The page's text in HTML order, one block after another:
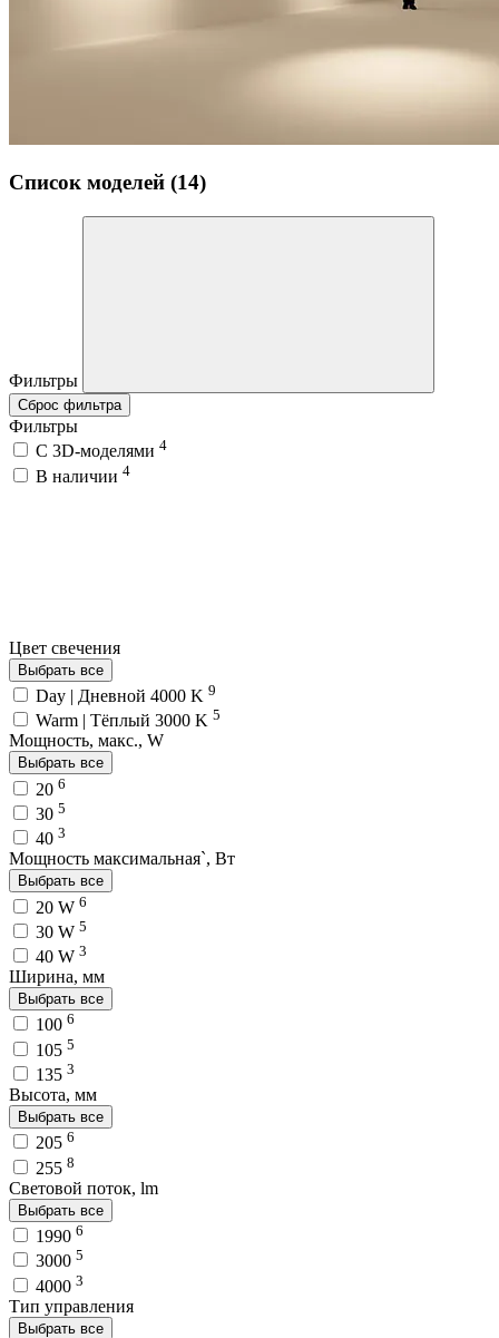
Список моделей (14)
Фильтры
Сброс фильтра
Фильтры
C 3D-моделями 4
В наличии 4
Цвет свечения
Выбрать все
Day | Дневной 4000 K 9
Warm | Тёплый 3000 K 5
Мощность, макс., W
Выбрать все
20 6
30 5
40 3
Мощность максимальная`, Вт
Выбрать все
20 W 6
30 W 5
40 W 3
Ширина, мм
Выбрать все
100 6
105 5
135 3
Высота, мм
Выбрать все
205 6
255 8
Световой поток, lm
Выбрать все
1990 6
3000 5
4000 3
Тип управления
Выбрать все